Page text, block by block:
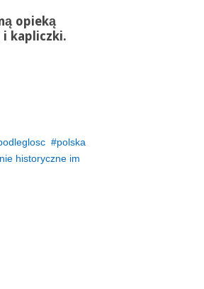
opieką
i kapliczki.
polska
historyczne im